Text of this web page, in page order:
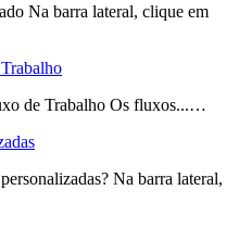
Na barra lateral, clique em
de Trabalho Os fluxos...…
Na barra lateral,